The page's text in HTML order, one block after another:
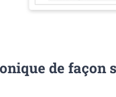
de façon